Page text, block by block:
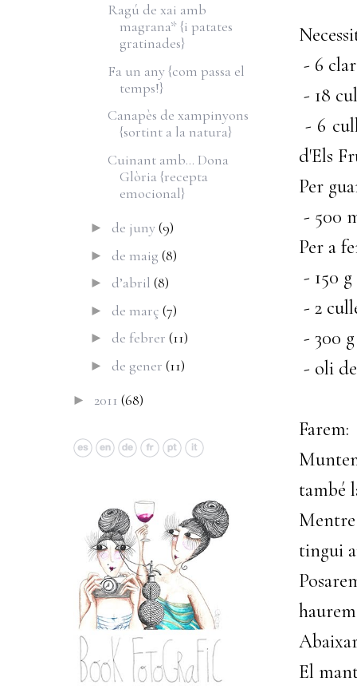
- 6
- 18
- 6
d'Els
Per
- 500
Per a
- 150
- 2
- 300
- oli
Farem:
també
tingui
El
Ragú de xai amb
magrana* {i patates
gratinades}
Fa un any {com passa el
temps!}
Canapès de xampinyons
{sortint a la natura}
Cuinant amb... Dona
Glòria {recepta
emocional}
► de juny(9)
► de maig (8)
► d’abril (8)
► de març (7)
► de febrer (11)
► de gener (11)
► 2011 (68)